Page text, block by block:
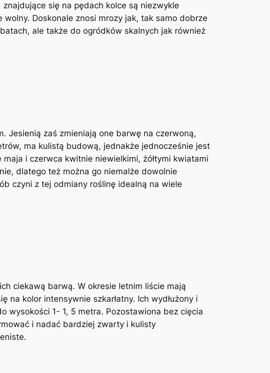
się na pędach kolce są niezwykle
Doskonale znosi mrozy jak, tak samo dobrze
ale także do ogródków skalnych jak również
Jesienią zaś zmieniają one barwę na czerwoną,
ma kulistą budową, jednakże jednocześnie jest
i czerwca kwitnie niewielkimi, żółtymi kwiatami
dlatego też można go niemalże dowolnie
czyni z tej odmiany roślinę idealną na wiele
ciekawą barwą. W okresie letnim liście mają
na kolor intensywnie szkarłatny. Ich wydłużony i
wysokości 1- 1, 5 metra. Pozostawiona bez cięcia
i nadać bardziej zwarty i kulisty